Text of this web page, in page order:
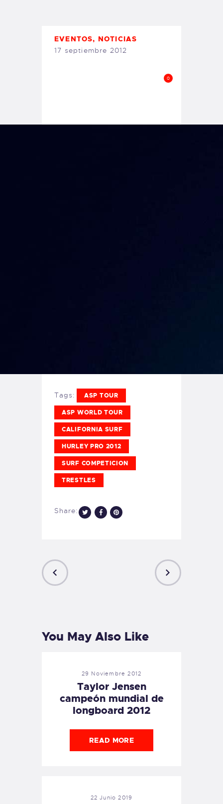
PEDIDOS
EVENTOS, NOTICIAS
17 septiembre 2012
0
Tags: ASP TOUR
ASP WORLD TOUR
CALIFORNIA SURF
HURLEY PRO 2012
SURF COMPETICION
TRESTLES
Share:
You May Also Like
29 Noviembre 2012
Taylor Jensen
campeón mundial de
longboard 2012
READ MORE
22 Junio 2019